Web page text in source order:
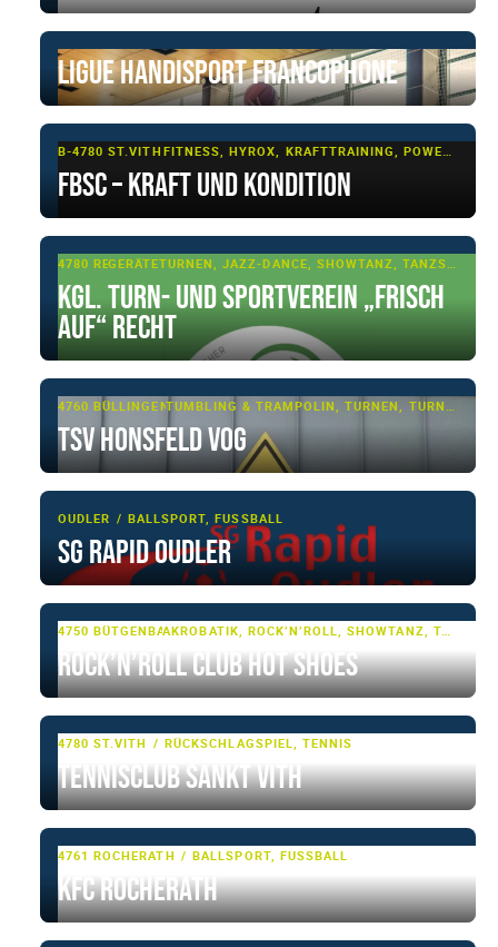
Ligue Handisport Francophone
B-4780 ST.VITH
FBSC – Kraft und Kondition
4780 RECHT
Kgl. Turn- und Sportverein „Frisch
Auf“ Recht
4760 BÜLLINGEN
TSV Honsfeld VoG
OUDLER BALLSPORT, FUSSBALL
SG Rapid Oudler
4750 BÜTGENBACH AKROBATIK, ROCK’N’ROLL, SHOWTANZ, TANZSPORT, TURNEN
Rock’n’Roll Club Hot Shoes
4780 ST.VITH RÜCKSCHLAGSPIEL, TENNIS
Tennisclub Sankt Vith
4761 ROCHERATH BALLSPORT, FUSSBALL
KFC Rocherath